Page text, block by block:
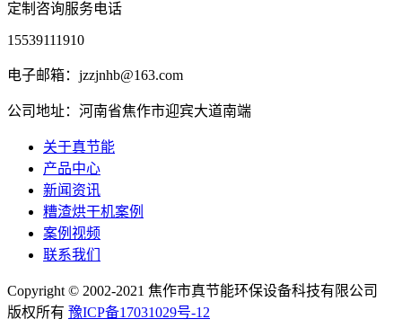
定制咨询服务电话
15539111910
电子邮箱：jzzjnhb@163.com
公司地址：河南省焦作市迎宾大道南端
关于真节能
产品中心
新闻资讯
糟渣烘干机案例
案例视频
联系我们
Copyright © 2002-2021 焦作市真节能环保设备科技有限公司
版权所有 豫ICP备17031029号-12